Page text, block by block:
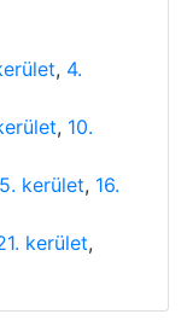
, 4.
, 10.
kerület, 16.
kerület,